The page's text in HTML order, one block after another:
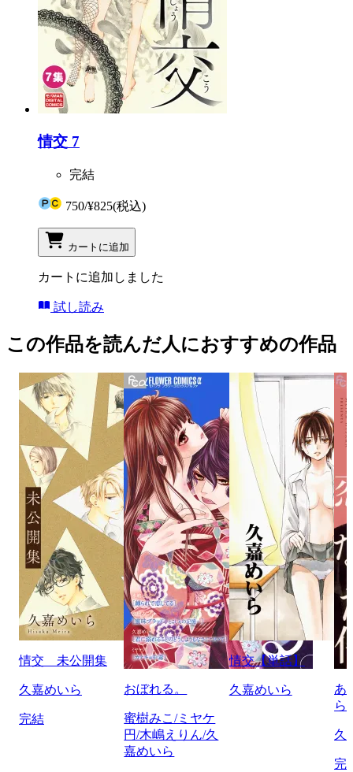
情交 7
完結
750/¥825(税込)
カートに追加
カートに追加しました
試し読み
この作品を読んだ人におすすめの作品
情交 未公開集
久嘉めいら
完結
おぼれる。
蜜樹みこ/ミヤケ
円/木嶋えりん/久
嘉めいら
情交【単話】
久嘉めいら
あ
ら
久
完